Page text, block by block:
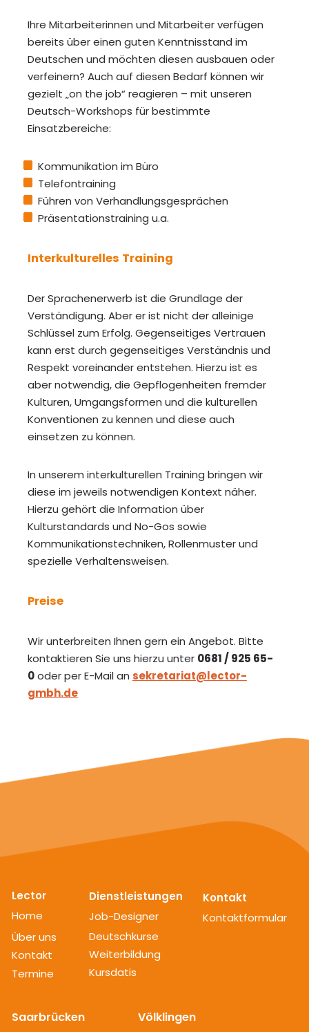
Ihre Mitarbeiterinnen und Mitarbeiter verfügen
bereits über einen guten Kenntnisstand im
Deutschen und möchten diesen ausbauen oder
verfeinern? Auch auf diesen Bedarf können wir
gezielt „on the job“ reagieren – mit unseren
Deutsch-Workshops für bestimmte
Einsatzbereiche:
Kommunikation im Büro
Telefontraining
Führen von Verhandlungsgesprächen
Präsentationstraining u.a.
Interkulturelles Training
Der Sprachenerwerb ist die Grundlage der
Verständigung. Aber er ist nicht der alleinige
Schlüssel zum Erfolg. Gegenseitiges Vertrauen
kann erst durch gegenseitiges Verständnis und
Respekt voreinander entstehen. Hierzu ist es
aber notwendig, die Gepflogenheiten fremder
Kulturen, Umgangsformen und die kulturellen
Konventionen zu kennen und diese auch
einsetzen zu können.
In unserem interkulturellen Training bringen wir
diese im jeweils notwendigen Kontext näher.
Hierzu gehört die Information über
Kulturstandards und No-Gos sowie
Kommunikationstechniken, Rollenmuster und
spezielle Verhaltensweisen.
Preise
Wir unterbreiten Ihnen gern ein Angebot. Bitte
kontaktieren Sie uns hierzu unter 0681 / 925 65-
0oder per E-Mail an sekretariat@lector-
gmbh.de
Lector
Home
Über uns
Kontakt
Termine
Dienstleistungen
Job-Designer
Deutschkurse
Weiterbildung
Kursdatis
Kontakt
Kontaktformular
Saarbrücken Völklingen